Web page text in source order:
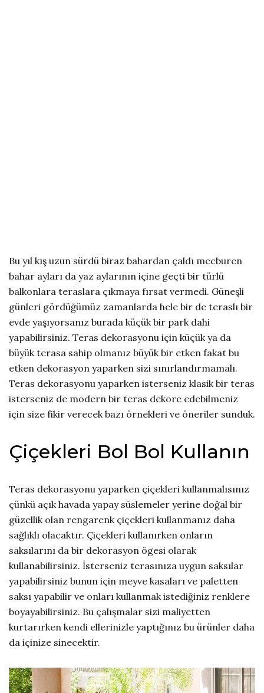
Bu yıl kış uzun sürdü biraz bahardan çaldı mecburen
bahar ayları da yaz aylarının içine geçti bir türlü
balkonlara teraslara çıkmaya fırsat vermedi. Güneşli
günleri gördüğümüz zamanlarda hele bir de teraslı bir
evde yaşıyorsanız burada küçük bir park dahi
yapabilirsiniz. Teras dekorasyonu için küçük ya da
büyük terasa sahip olmanız büyük bir etken fakat bu
etken dekorasyon yaparken sizi sınırlandırmamalı.
Teras dekorasyonu yaparken isterseniz klasik bir teras
isterseniz de modern bir teras dekore edebilmeniz
için size fikir verecek bazı örnekleri ve öneriler sunduk.
Çiçekleri Bol Bol Kullanın
Teras dekorasyonu yaparken çiçekleri kullanmalısınız
çünkü açık havada yapay süslemeler yerine doğal bir
güzellik olan rengarenk çiçekleri kullanmanız daha
sağlıklı olacaktır. Çiçekleri kullanırken onların
saksılarını da bir dekorasyon ögesi olarak
kullanabilirsiniz. İsterseniz terasınıza uygun saksılar
yapabilirsiniz bunun için meyve kasaları ve paletten
saksı yapabilir ve onları kullanmak istediğiniz renklere
boyayabilirsiniz. Bu çalışmalar sizi maliyetten
kurtarırken kendi ellerinizle yaptığınız bu ürünler daha
da içinize sinecektir.